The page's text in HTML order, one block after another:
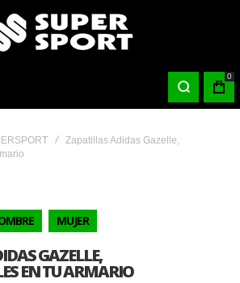
0
Zapatillas Adidas Gazelle,
MUJER
GAZELLE,
EN TU ARMARIO